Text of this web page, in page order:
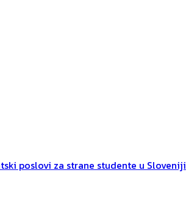
poslovi za strane studente u Sloveniji